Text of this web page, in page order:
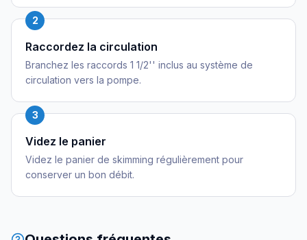
2
Raccordez la circulation
Branchez les raccords 1 1/2'' inclus au système de
circulation vers la pompe.
3
Videz le panier
Videz le panier de skimming régulièrement pour
conserver un bon débit.